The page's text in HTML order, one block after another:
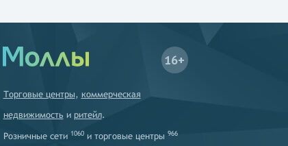
16+
Торговые центры, коммерческая
недвижимость и ритейл.
Розничные сети 1060и торговые центры 966